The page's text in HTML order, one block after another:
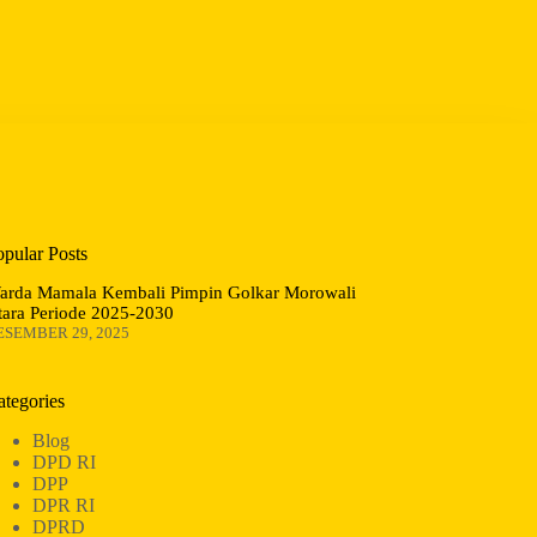
Posts
Mamala Kembali Pimpin Golkar Morowali
Periode 2025-2030
29, 2025
Blog
DPD RI
DPP
DPR RI
DPRD